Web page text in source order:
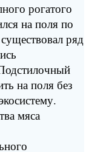
рогатого
на поля по
ряд
на поля без
мяса